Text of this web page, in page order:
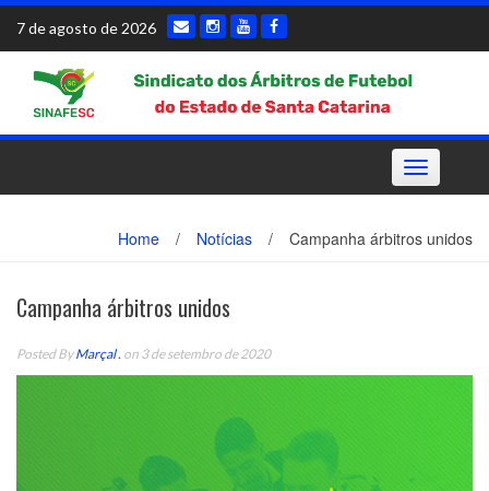
Skip
content
7 de agosto de 2026
Toggle
navigation
Home / Notícias / Campanha árbitros unidos
Campanha árbitros unidos
Posted ByMarçal . on 3 de setembro de 2020